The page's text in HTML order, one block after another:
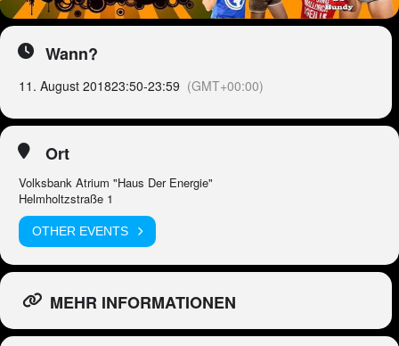
Wann?
11. August 201823:50-23:59 (GMT+00:00)
Ort
Volksbank Atrium "Haus Der Energie"
Helmholtzstraße 1
OTHER EVENTS
MEHR INFORMATIONEN